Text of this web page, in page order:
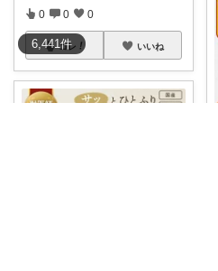
6,441件
0 0 0
コレ いいね